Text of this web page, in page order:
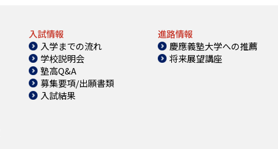
入試情報
入学までの流れ
学校説明会
塾高Q&A
募集要項/出願書類
入試結果
進路情報
慶應義塾大学への推薦
将来展望講座